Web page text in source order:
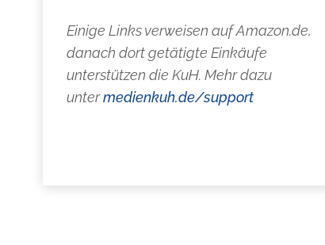
Einige Links verweisen auf Amazon.de,
danach dort getätigte Einkäufe
unterstützen die KuH. Mehr dazu
untermedienkuh.de/support